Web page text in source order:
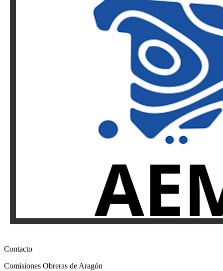
Contacto
Comisiones Obreras de Aragón